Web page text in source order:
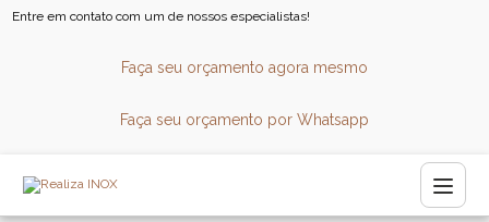
Entre em contato com um de nossos especialistas!
Faça seu orçamento agora mesmo
Faça seu orçamento por Whatsapp